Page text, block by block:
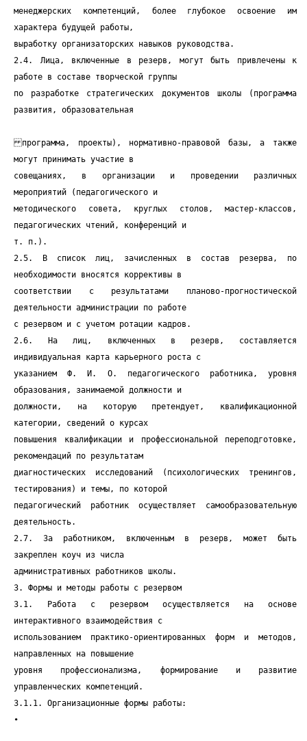
менеджерских компетенций, более глубокое освоение им
характера будущей работы,
выработку организаторских навыков руководства.
2.4. Лица, включенные в резерв, могут быть привлечены к
работе в составе творческой группы
по разработке стратегических документов школы (программа
развития, образовательная
программа, проекты), нормативно-правовой базы, а также
могут принимать участие в
совещаниях, в организации и проведении различных
мероприятий (педагогического и
методического совета, круглых столов, мастер-классов,
педагогических чтений, конференций и
т. п.).
2.5. В список лиц, зачисленных в состав резерва, по
необходимости вносятся коррективы в
соответствии с результатами планово-прогностической
деятельности администрации по работе
с резервом и с учетом ротации кадров.
2.6. На лиц, включенных в резерв, составляется
индивидуальная карта карьерного роста с
указанием Ф. И. О. педагогического работника, уровня
образования, занимаемой должности и
должности, на которую претендует, квалификационной
категории, сведений о курсах
повышения квалификации и профессиональной переподготовке,
рекомендаций по результатам
диагностических исследований (психологических тренингов,
тестирования) и темы, по которой
педагогический работник осуществляет самообразовательную
деятельность.
2.7. За работником, включенным в резерв, может быть
закреплен коуч из числа
административных работников школы.
3. Формы и методы работы с резервом
3.1. Работа с резервом осуществляется на основе
интерактивного взаимодействия с
использованием практико-ориентированных форм и методов,
направленных на повышение
уровня профессионализма, формирование и развитие
управленческих компетенций.
3.1.1. Организационные формы работы:
•